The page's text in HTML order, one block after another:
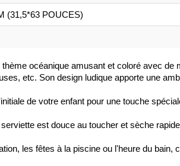
(31,5*63 POUCES)
océanique amusant et coloré avec
etc. Son design ludique apporte une
de votre enfant pour une touche
est douce au toucher et sèche
les fêtes à la piscine ou l'heure du bain,